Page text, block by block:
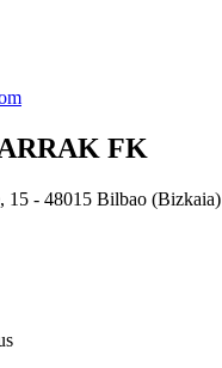
FK
15 - 48015 Bilbao (Bizkaia)